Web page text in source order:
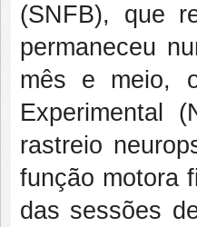
(SNFB), que
permaneceu
mês e meio,
Experimental
rastreio
função motora
das sessões